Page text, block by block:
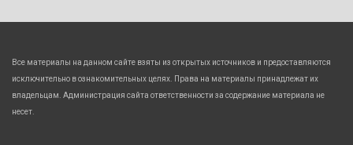
Все материалы на данном сайте взяты из открытых источников и предоставляются
исключительно в ознакомительных целях. Права на материалы принадлежат их
владельцам. Администрация сайта ответственности за содержание материала не
несет.